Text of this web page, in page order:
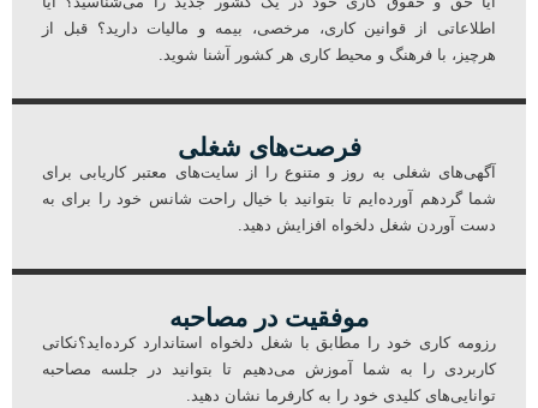
اطلاعاتی از قوانین کاری، مرخصی، بیمه و مالیات دارید؟ قبل از
هرچیز، با فرهنگ و محیط کاری هر کشور آشنا شوید.
فرصت‌های شغلی​
آگهی‌های شغلی به روز و متنوع را از سایت‌های معتبر کاریابی برای
شما گردهم آورده‌ایم تا بتوانید با خیال راحت شانس خود را برای به
دست آوردن شغل دلخواه افزایش دهید.​
موفقیت در مصاحبه​
رزومه کاری خود را مطابق با شغل دلخواه استاندارد کرده‌اید؟نکاتی
کاربردی را به شما آموزش می‌دهیم تا بتوانید در جلسه مصاحبه
توانایی‌های کلیدی خود را به کارفرما نشان دهید.​